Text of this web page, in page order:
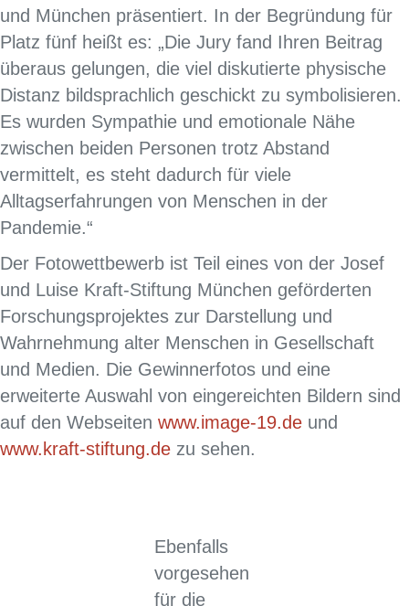
und München präsentiert. In der Begründung für
Platz fünf heißt es: „Die Jury fand Ihren Beitrag
überaus gelungen, die viel diskutierte physische
Distanz bildsprachlich geschickt zu symbolisieren.
Es wurden Sympathie und emotionale Nähe
zwischen beiden Personen trotz Abstand
vermittelt, es steht dadurch für viele
Alltagserfahrungen von Menschen in der
Pandemie.“
Der Fotowettbewerb ist Teil eines von der Josef
und Luise Kraft-Stiftung München geförderten
Forschungsprojektes zur Darstellung und
Wahrnehmung alter Menschen in Gesellschaft
und Medien. Die Gewinnerfotos und eine
erweiterte Auswahl von eingereichten Bildern sind
auf den Webseiten www.image-19.de und
www.kraft-stiftung.de zu sehen.
Ebenfalls
vorgesehen
für die